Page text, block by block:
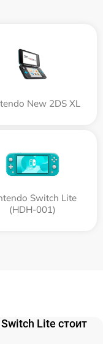
New 2DS XL
Switch Lite
(HDH-001)
Lite стоит